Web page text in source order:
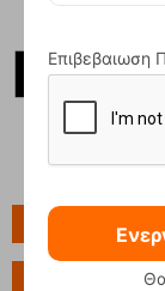
Πληροφορίες
Ερώτηση για το
Επιβεβαιωση